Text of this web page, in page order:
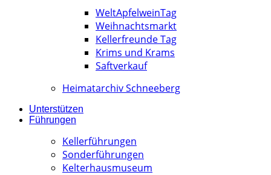
WeltApfelweinTag
Weihnachtsmarkt
Kellerfreunde Tag
Krims und Krams
Saftverkauf
Heimatarchiv Schneeberg
Unterstützen
Führungen
Kellerführungen
Sonderführungen
Kelterhausmuseum